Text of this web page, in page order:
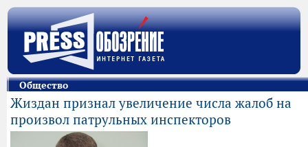
Общество
Жиздан признал увеличение числа жалоб на
произвол патрульных инспекторов